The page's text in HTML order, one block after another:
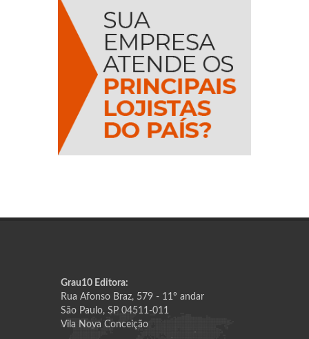
Grau10 Editora:
Rua Afonso Braz, 579 - 11º andar
São Paulo, SP 04511-011
Vila Nova Conceição